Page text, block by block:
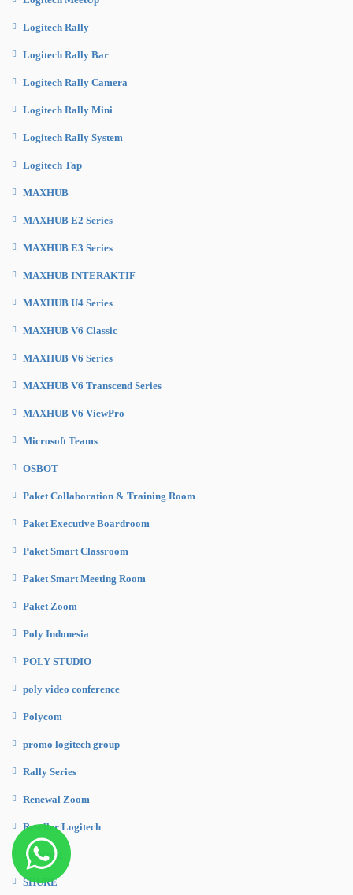
Logitech Rally
Logitech Rally Bar
Logitech Rally Camera
Logitech Rally Mini
Logitech Rally System
Logitech Tap
MAXHUB
MAXHUB E2 Series
MAXHUB E3 Series
MAXHUB INTERAKTIF
MAXHUB U4 Series
MAXHUB V6 Classic
MAXHUB V6 Series
MAXHUB V6 Transcend Series
MAXHUB V6 ViewPro
Microsoft Teams
OSBOT
Paket Collaboration & Training Room
Paket Executive Boardroom
Paket Smart Classroom
Paket Smart Meeting Room
Paket Zoom
Poly Indonesia
POLY STUDIO
poly video conference
Polycom
promo logitech group
Rally Series
Renewal Zoom
Reseller Logitech
Samsung
SHURE